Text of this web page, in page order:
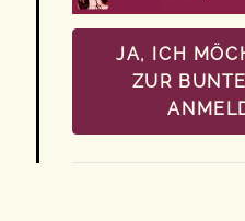
JA, ICH
ZUR